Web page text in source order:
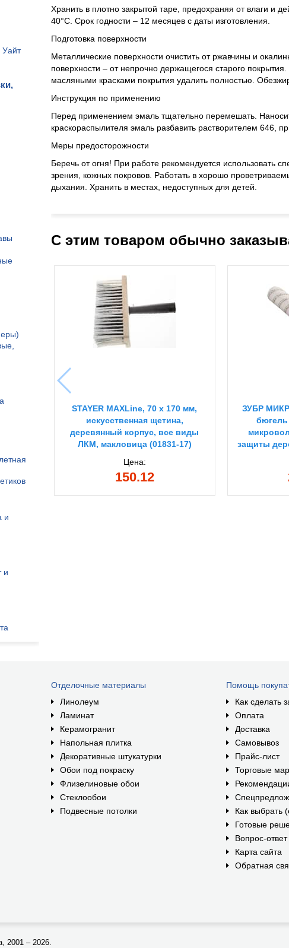
Уайт
и
и
Хранить в плотно закрытой таре, предохраняя от влаги и
40°С. Срок годности – 12 месяцев с даты изготовления.
Подготовка поверхности
Металлические поверхности очистить от ржавчины и
поверхности – от непрочно держащегося старого
масляными красками покрытия удалить полностью.
Инструкция по применению
Перед применением эмаль тщательно перемешать.
краскораспылителя эмаль разбавить растворителем 646,
Меры предосторожности
Беречь от огня! При работе рекомендуется использовать
зрения, кожных покровов. Работать в хорошо
дыхания. Хранить в местах, недоступных для детей.
С этим товаром обычно
STAYER MAXLine, 70 x 170 мм,
искусственная щетина,
деревянный корпус, все виды
ЛКМ, макловица (01831-17)
Цена:
150.12
ЗУБР
защиты
Отделочные материалы
Линолеум
Ламинат
Керамогранит
Напольная плитка
Декоративные штукатурки
Обои под покраску
Флизелиновые обои
Стеклообои
Подвесные потолки
Помощь
Как сделать
Оплата
Доставка
Самовывоз
Прайс-лист
Торговые
Как выбрать
Готовые
Вопрос-ответ
Карта сайта
Обратная
2001 – 2026.